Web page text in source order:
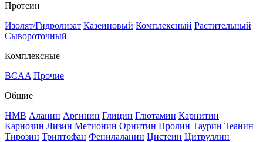
Протеин
Изолят/Гидролизат Казеиновый Комплексный Растительный
Сывороточный
Комплексные
BCAA Прочие
Общие
HMB Аланин Аргинин Глицин Глютамин Карнитин
Карнозин Лизин Метионин Орнитин Пролин Таурин Теанин
Тирозин Триптофан Фенилаланин Цистеин Цитруллин